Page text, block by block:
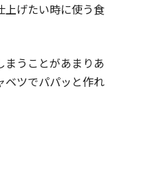
上げたい時に使う食
まうことがあまりあ
ベツでパパッと作れ